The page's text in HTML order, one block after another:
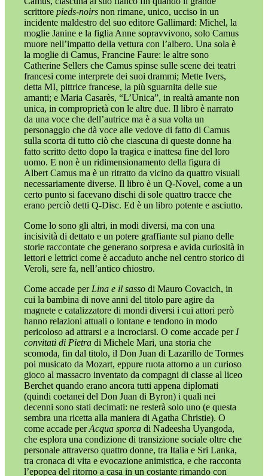
scrittore pieds-noirs non rimane, unico, ucciso in un
incidente maldestro del suo editore Gallimard: Michel, la
moglie Janine e la figlia Anne sopravvivono, solo Camus
muore nell’impatto della vettura con l’albero. Una sola è
la moglie di Camus, Francine Faure: le altre sono
Catherine Sellers che Camus spinse sulle scene dei teatri
francesi come interprete dei suoi drammi; Mette Ivers,
detta MI, pittrice francese, la più sguarnita delle sue
amanti; e Maria Casarès, “L’Unica”, in realtà amante non
unica, in comproprietà con le altre due. Il libro è narrato
da una voce che dell’autrice ma è a sua volta un
personaggio che dà voce alle vedove di fatto di Camus
sulla scorta di tutto ciò che ciascuna di queste donne ha
fatto scritto detto dopo la tragica e inattesa fine del loro
uomo. E non è un ridimensionamento della figura di
Albert Camus ma è un ritratto da vicino da quattro visuali
necessariamente diverse. Il libro è un Q-Novel, come a un
certo punto si facevano dischi di sole quattro tracce che
erano perciò detti Q-Disc. Ed è un libro potente e asciutto.
Come lo sono gli altri, in modi diversi, ma con una
incisività di dettato e un potere graffiante sul piano delle
storie raccontate che generano sorpresa e avida curiosità in
lettori e lettrici come è accaduto anche nel centro storico di
Veroli, sere fa, nell’antico chiostro.
Come accade per Lina e il sasso di Mauro Covacich, in
cui la bambina di nove anni del titolo pare agire da
magnete e catalizzatore di mondi diversi i cui attori però
hanno relazioni attuali o lontane e tendono in modo
pericoloso ad attrarsi e a incrociarsi. O come accade per I
convitati di Pietra di Michele Mari, una storia che
scomoda, fin dal titolo, il Don Juan di Lazarillo de Tormes
poi musicato da Mozart, eppure ruota attorno a un curioso
gioco al massacro inventato da compagni di classe al liceo
Berchet quando erano ancora tutti appena diplomati
(quindi coetanei del Don Juan di Byron) i quali nei
decenni sono stati decimati: ne resterà solo uno (e questa
sembra una ricetta alla maniera di Agatha Christie). O
come accade perAcqua sporca di Nadeesha Uyangoda,
che esplora una condizione di transizione sociale oltre che
personale attraverso quattro donne, tra Italia e Sri Lanka,
tra cronaca di vita e evocazione animistica, e che racconta
l’epopea del ritorno a casa in un costante rimando con